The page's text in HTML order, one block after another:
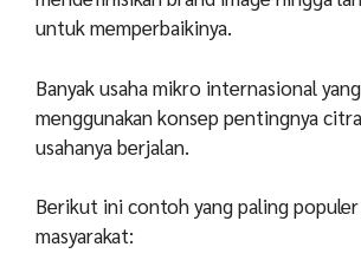
untuk memperbaikinya.
Banyak usaha mikro internasional
menggunakan konsep pentingnya
usahanya berjalan.
Berikut ini contoh yang paling populer
masyarakat: